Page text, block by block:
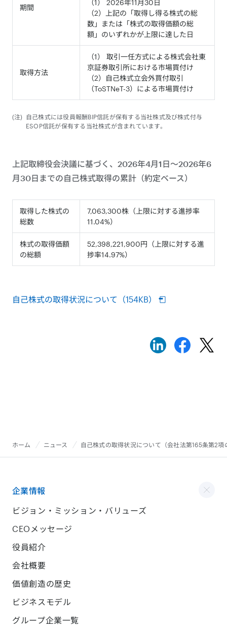
期間
（1） 2026年11月30日
（2）上記の「取得し得る株式の総
数」または「株式の取得価額の総
額」のいずれかが上限に達した日
取得方法
（1） 取引一任方式による株式会社東
京証券取引所における市場買付け
（2）自己株式立会外買付取引
（ToSTNeT-3）による市場買付け
自己株式には役員報酬BIP信託が保有する当社株式及び株式付与
ESOP信託が保有する当社株式が含まれています。
上記取締役会決議に基づく、2026年4月1日～2026年6
月30日までの自己株式取得の累計（約定ベース）
取得した株式の
総数
7,063,300株（上限に対する進捗率
11.04%）
株式の取得価額
の総額
52,398,221,900円（上限に対する進
捗率14.97%）
自己株式の取得状況について（154KB）
ホーム ニュース 自己株式の取得状況について（会社法第165条第2
企業情報
ビジョン・ミッション・バリューズ
CEOメッセージ
役員紹介
会社概要
価値創造の歴史
ビジネスモデル
グループ企業一覧